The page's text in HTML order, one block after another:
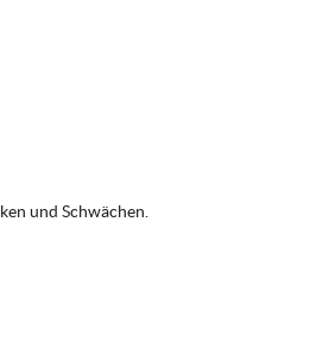
und Schwächen.